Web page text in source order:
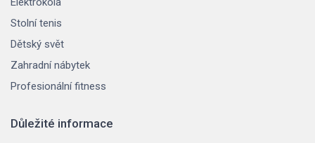
Stolní tenis
Dětský svět
Zahradní nábytek
Profesionální fitness
Důležité informace